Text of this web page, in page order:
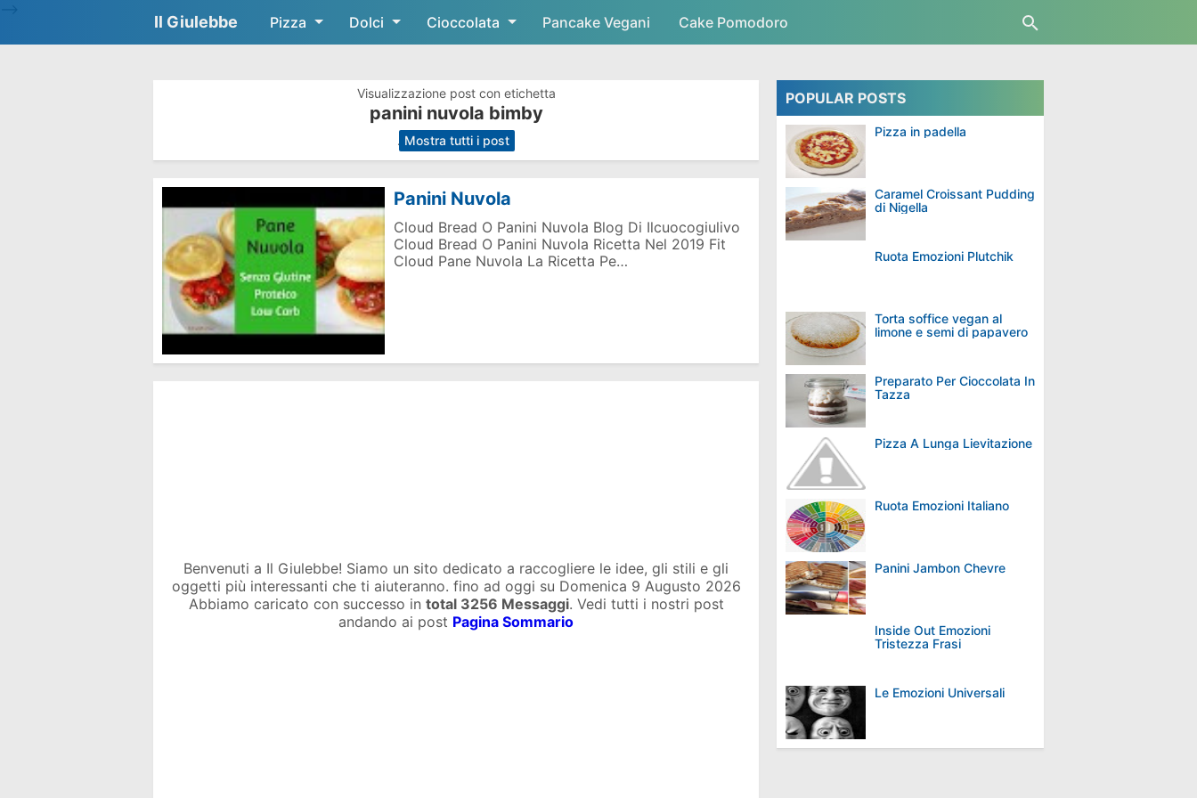
Skip to main content
Il Giulebbe Pizza Dolci Cioccolata Pancake Vegani Cake Pomodoro
Visualizzazione post con etichetta
panini nuvola bimby
. Mostra tutti i post
Panini Nuvola
Cloud Bread O Panini Nuvola Blog Di Ilcuocogiulivo
Cloud Bread O Panini Nuvola Ricetta Nel 2019 Fit
Cloud Pane Nuvola La Ricetta Pe…
Benvenuti a Il Giulebbe! Siamo un sito dedicato a raccogliere le idee, gli stili e gli
oggetti più interessanti che ti aiuteranno. fino ad oggi su Domenica 9 Augusto 2026
Abbiamo caricato con successo in total 3256 Messaggi. Vedi tutti i nostri post
andando ai post Pagina Sommario
POPULAR POSTS
Pizza in padella
Caramel Croissant Pudding
di Nigella
Ruota Emozioni Plutchik
Torta soffice vegan al
limone e semi di papavero
Preparato Per Cioccolata In
Tazza
Pizza A Lunga Lievitazione
Ruota Emozioni Italiano
Panini Jambon Chevre
Inside Out Emozioni
Tristezza Frasi
Le Emozioni Universali